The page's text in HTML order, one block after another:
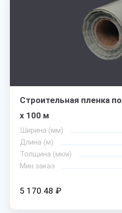
Строительная пленка
х 100 м
Ширина (мм)
Длина (м)
Толщина (мкм)
Мин.заказ
5 170.48 ₽